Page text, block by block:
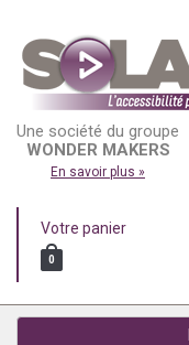
Une société du groupe
WONDER MAKERS
En savoir plus »
Votre panier
0